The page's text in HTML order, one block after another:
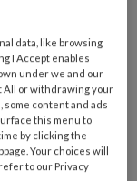
lees 2
Log dan in
data, like browsing
I Accept enables
under we and our
All or withdrawing your
content and ads
this menu to
by clicking the
Your choices will
to our Privacy